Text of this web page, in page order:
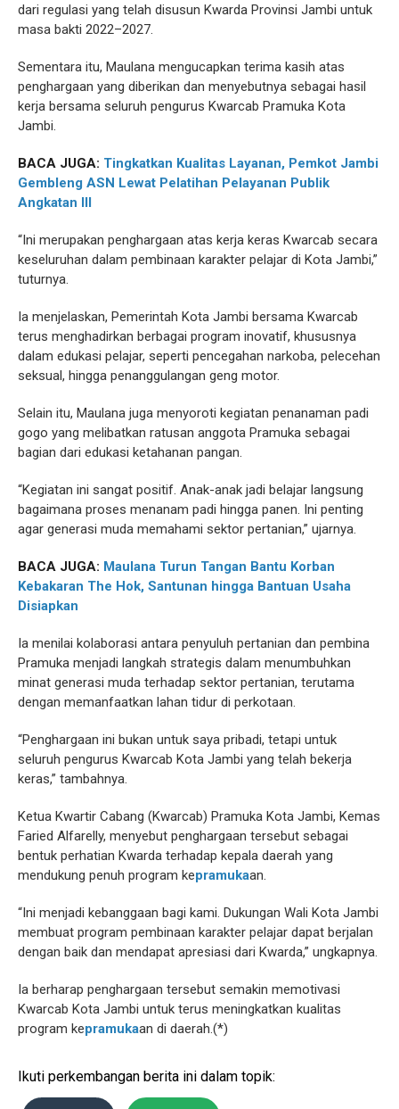
dari regulasi yang telah disusun Kwarda Provinsi Jambi untuk
masa bakti 2022–2027.
Sementara itu, Maulana mengucapkan terima kasih atas
penghargaan yang diberikan dan menyebutnya sebagai hasil
kerja bersama seluruh pengurus Kwarcab Pramuka Kota
Jambi.
BACA JUGA: Tingkatkan Kualitas Layanan, Pemkot Jambi
Gembleng ASN Lewat Pelatihan Pelayanan Publik
Angkatan III
“Ini merupakan penghargaan atas kerja keras Kwarcab secara
keseluruhan dalam pembinaan karakter pelajar di Kota Jambi,”
tuturnya.
Ia menjelaskan, Pemerintah Kota Jambi bersama Kwarcab
terus menghadirkan berbagai program inovatif, khususnya
dalam edukasi pelajar, seperti pencegahan narkoba, pelecehan
seksual, hingga penanggulangan geng motor.
Selain itu, Maulana juga menyoroti kegiatan penanaman padi
gogo yang melibatkan ratusan anggota Pramuka sebagai
bagian dari edukasi ketahanan pangan.
“Kegiatan ini sangat positif. Anak-anak jadi belajar langsung
bagaimana proses menanam padi hingga panen. Ini penting
agar generasi muda memahami sektor pertanian,” ujarnya.
BACA JUGA: Maulana Turun Tangan Bantu Korban
Kebakaran The Hok, Santunan hingga Bantuan Usaha
Disiapkan
Ia menilai kolaborasi antara penyuluh pertanian dan pembina
Pramuka menjadi langkah strategis dalam menumbuhkan
minat generasi muda terhadap sektor pertanian, terutama
dengan memanfaatkan lahan tidur di perkotaan.
“Penghargaan ini bukan untuk saya pribadi, tetapi untuk
seluruh pengurus Kwarcab Kota Jambi yang telah bekerja
keras,” tambahnya.
Ketua Kwartir Cabang (Kwarcab) Pramuka Kota Jambi, Kemas
Faried Alfarelly, menyebut penghargaan tersebut sebagai
bentuk perhatian Kwarda terhadap kepala daerah yang
mendukung penuh program kepramukaan.
“Ini menjadi kebanggaan bagi kami. Dukungan Wali Kota Jambi
membuat program pembinaan karakter pelajar dapat berjalan
dengan baik dan mendapat apresiasi dari Kwarda,” ungkapnya.
Ia berharap penghargaan tersebut semakin memotivasi
Kwarcab Kota Jambi untuk terus meningkatkan kualitas
program kepramukaan di daerah.(*)
Ikuti perkembangan berita ini dalam topik: